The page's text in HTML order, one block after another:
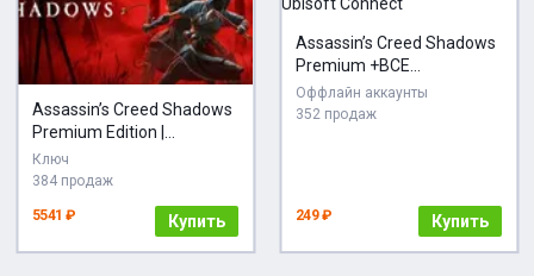
Assassin’s Creed Shadows
Premium Edition |
АВТОДОСТАВКА [RU
Steam Gift]
Ключ
384 продаж
5541 ₽ Купить
Assassin’s Creed Shadows
Premium +ВСЕ
DLC+Акаунт Ubisoft
Connect
Оффлайн аккаунты
352 продаж
249 ₽ Купить